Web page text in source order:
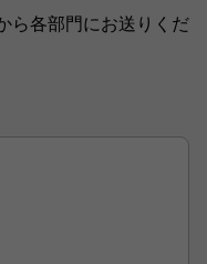
ら各部門にお送りくだ